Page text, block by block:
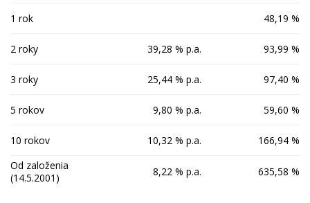
1 rok 48,19 %
2 roky 39,28 % p.a. 93,99 %
3 roky 25,44 % p.a. 97,40 %
5 rokov 9,80 % p.a. 59,60 %
10 rokov 10,32 % p.a.
166,94 %
Od založenia
(14.5.2001)
8,22 % p.a. 635,58 %